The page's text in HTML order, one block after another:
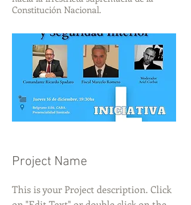
Constitución Nacional.
Project Name
This is your Project description. Click